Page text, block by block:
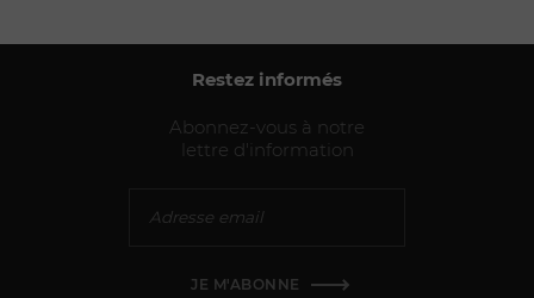
Restez informés
Abonnez-vous à notre
lettre d'information
JE M'ABONNE